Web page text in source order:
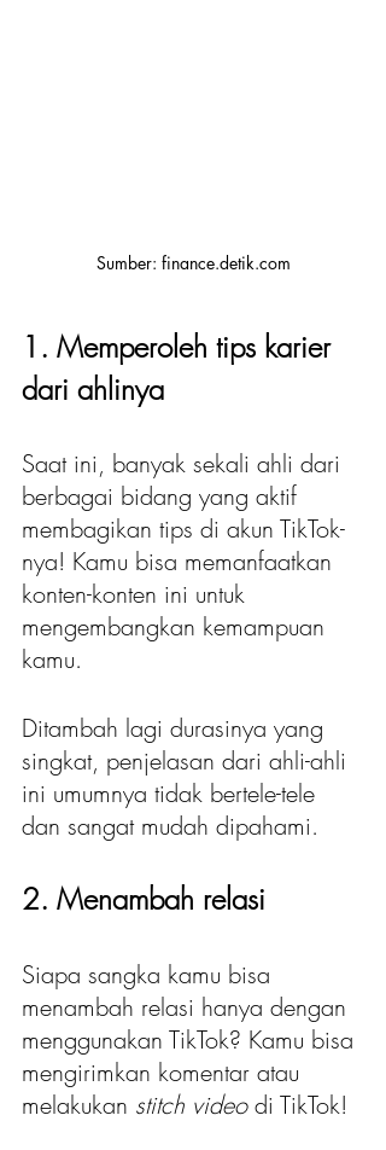
Sumber: finance.detik.com
1. Memperoleh tips karier
dari ahlinya
Saat ini, banyak sekali ahli dari
berbagai bidang yang aktif
membagikan tips di akun TikTok-
nya! Kamu bisa memanfaatkan
konten-konten ini untuk
mengembangkan kemampuan
kamu.
Ditambah lagi durasinya yang
singkat, penjelasan dari ahli-ahli
ini umumnya tidak bertele-tele
dan sangat mudah dipahami.
2. Menambah relasi
Siapa sangka kamu bisa
menambah relasi hanya dengan
menggunakan TikTok? Kamu bisa
mengirimkan komentar atau
melakukan stitch video di TikTok!